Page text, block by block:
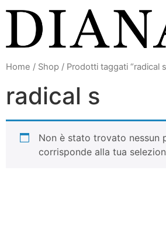
contenuto
Home / Shop / Prodotti taggati “radical
radical s
Non è stato trovato nessun
corrisponde alla tua